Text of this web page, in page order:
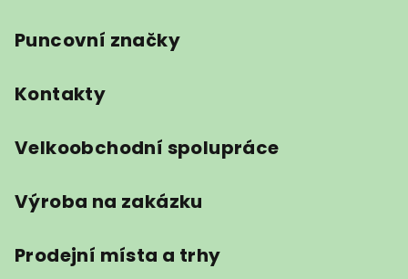
Puncovní značky
Kontakty
Velkoobchodní spolupráce
Výroba na zakázku
Prodejní místa a trhy